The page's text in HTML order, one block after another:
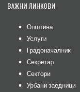
ВАЖНИ ЛИНКОВИ
Општина
Услуги
Градоначалник
Секретар
Сектори
Урбани заедници